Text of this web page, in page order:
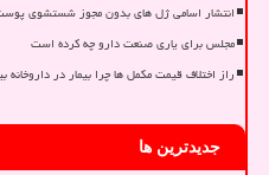
انتشار اسامی ژل های بدون مجوز شستشوی
مجلس برای یاری صنعت دارو چه کرده است
راز اختلاف قیمت مکمل ها چرا بیمار در
جدیدترین ها